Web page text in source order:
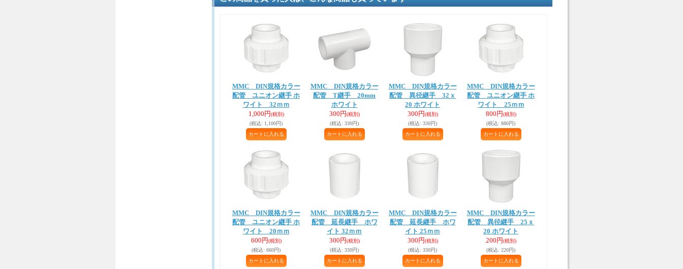
MMC DIN規格カラー
配管 ユニオン継手 ホ
ワイト 32ｍｍ
1,000円(税別)
(税込: 1,100円)
MMC DIN規格カラー
配管 T継手 20mm
ホワイト
300円(税別)
(税込: 330円)
MMC DIN規格カラー
配管 異径継手 32ｘ
20 ホワイト
300円(税別)
(税込: 330円)
MMC DIN規格カラー
配管 ユニオン継手 ホ
ワイト 25ｍｍ
800円(税別)
(税込: 880円)
MMC DIN規格カラー
配管 ユニオン継手 ホ
ワイト 20ｍｍ
600円(税別)
(税込: 660円)
MMC DIN規格カラー
配管 延長継手 ホワ
イト 32ｍｍ
300円(税別)
(税込: 330円)
MMC DIN規格カラー
配管 延長継手 ホワ
イト 25ｍｍ
300円(税別)
(税込: 330円)
MMC DIN規格カラー
配管 異径継手 25ｘ
20 ホワイト
200円(税別)
(税込: 220円)